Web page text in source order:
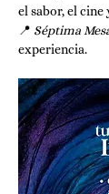
el sabor, el
📍 Séptima
experiencia.